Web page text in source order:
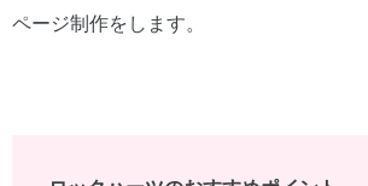
ページ制作をします。